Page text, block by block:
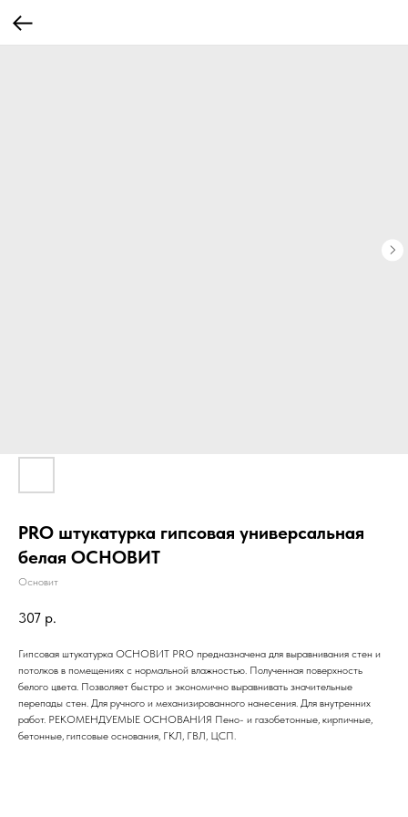
PRO штукатурка гипсовая универсальная
белая ОСНОВИТ
Основит
307 р.
Гипсовая штукатурка ОСНОВИТ PRO предназначена для выравнивания стен и
потолков в помещениях с нормальной влажностью. Полученная поверхность
белого цвета. Позволяет быстро и экономично выравнивать значительные
перепады стен. Для ручного и механизированного нанесения. Для внутренних
работ. РЕКОМЕНДУЕМЫЕ ОСНОВАНИЯ Пено- и газобетонные, кирпичные,
бетонные, гипсовые основания, ГКЛ, ГВЛ, ЦСП.